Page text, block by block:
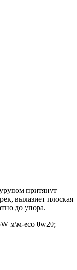
притянут
вылазиет плоская
до упора.
м\м-eco 0w20;